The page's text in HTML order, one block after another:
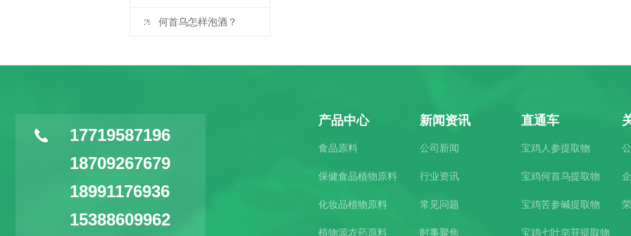
何首乌怎样泡酒？
17719587196
18709267679
18991176936
15388609962
产品中心
食品原料
保健食品植物原料
化妆品植物原料
植物源农药原料
新闻资讯
公司新闻
行业资讯
常见问题
时事聚焦
直通车
宝鸡人参提取物
宝鸡何首乌提取物
宝鸡苦参碱提取物
宝鸡七叶皂苷提取物